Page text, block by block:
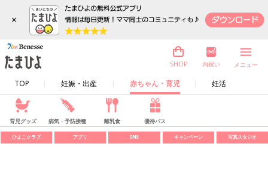
×
TOP 妊娠・出産 赤ちゃん・育児 妊活
SHOP 内祝い メニュー
育児グッズ 病気・予防接種 離乳食 優待パス
ひよこクラブ アプリ SNS キャンペーン 写真スタジオ